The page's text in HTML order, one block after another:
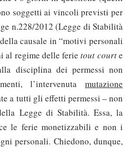
soggetti ai vincoli previsti per
n.228/2012 (Legge di Stabilità
causale in “motivi personali
al regime delle ferietout courte
disciplina dei permessi non
l’intervenuta mutazione
a tutti gli effetti permessi – non
Legge di Stabilità. Essa, la
le ferie monetizzabili e non i
personali. Chiedono, dunque,